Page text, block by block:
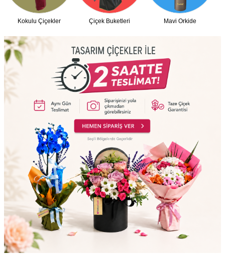
Kokulu Çiçekler Çiçek Buketleri Mavi Orkide
İletişim Bilgilerimiz
KVK Bilgilendirme
Ödeme Bllgileri
testt